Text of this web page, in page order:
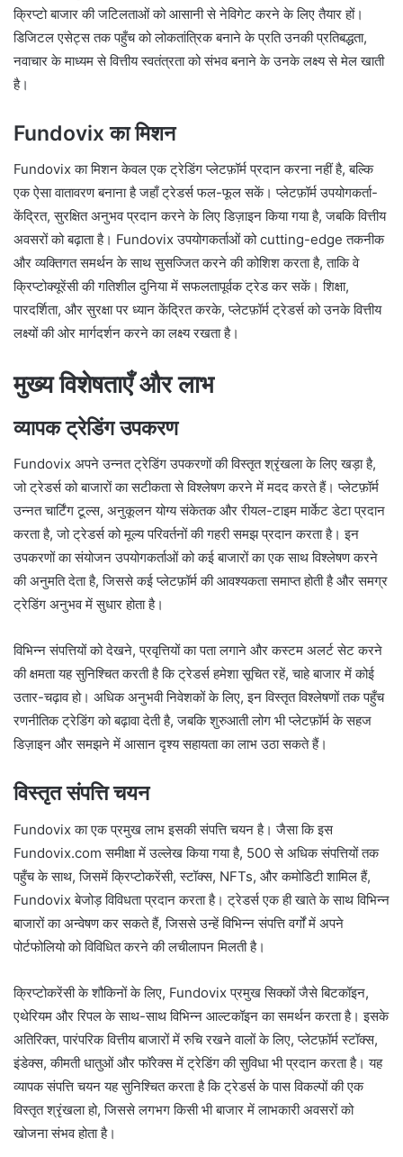
क्रिप्टो बाजार की जटिलताओं को आसानी से नेविगेट करने के लिए तैयार हों।
डिजिटल एसेट्स तक पहुँच को लोकतांत्रिक बनाने के प्रति उनकी प्रतिबद्धता,
नवाचार के माध्यम से वित्तीय स्वतंत्रता को संभव बनाने के उनके लक्ष्य से मेल खाती
है।
Fundovix का मिशन
Fundovix का मिशन केवल एक ट्रेडिंग प्लेटफ़ॉर्म प्रदान करना नहीं है, बल्कि
एक ऐसा वातावरण बनाना है जहाँ ट्रेडर्स फल-फूल सकें। प्लेटफ़ॉर्म उपयोगकर्ता-
केंद्रित, सुरक्षित अनुभव प्रदान करने के लिए डिज़ाइन किया गया है, जबकि वित्तीय
अवसरों को बढ़ाता है। Fundovix उपयोगकर्ताओं को cutting-edge तकनीक
और व्यक्तिगत समर्थन के साथ सुसज्जित करने की कोशिश करता है, ताकि वे
क्रिप्टोक्यूरेंसी की गतिशील दुनिया में सफलतापूर्वक ट्रेड कर सकें। शिक्षा,
पारदर्शिता, और सुरक्षा पर ध्यान केंद्रित करके, प्लेटफ़ॉर्म ट्रेडर्स को उनके वित्तीय
लक्ष्यों की ओर मार्गदर्शन करने का लक्ष्य रखता है।
मुख्य विशेषताएँ और लाभ
व्यापक ट्रेडिंग उपकरण
Fundovix अपने उन्नत ट्रेडिंग उपकरणों की विस्तृत श्रृंखला के लिए खड़ा है,
जो ट्रेडर्स को बाजारों का सटीकता से विश्लेषण करने में मदद करते हैं। प्लेटफ़ॉर्म
उन्नत चार्टिंग टूल्स, अनुकूलन योग्य संकेतक और रीयल-टाइम मार्केट डेटा प्रदान
करता है, जो ट्रेडर्स को मूल्य परिवर्तनों की गहरी समझ प्रदान करता है। इन
उपकरणों का संयोजन उपयोगकर्ताओं को कई बाजारों का एक साथ विश्लेषण करने
की अनुमति देता है, जिससे कई प्लेटफ़ॉर्म की आवश्यकता समाप्त होती है और समग्र
ट्रेडिंग अनुभव में सुधार होता है।
विभिन्न संपत्तियों को देखने, प्रवृत्तियों का पता लगाने और कस्टम अलर्ट सेट करने
की क्षमता यह सुनिश्चित करती है कि ट्रेडर्स हमेशा सूचित रहें, चाहे बाजार में कोई
उतार-चढ़ाव हो। अधिक अनुभवी निवेशकों के लिए, इन विस्तृत विश्लेषणों तक पहुँच
रणनीतिक ट्रेडिंग को बढ़ावा देती है, जबकि शुरुआती लोग भी प्लेटफ़ॉर्म के सहज
डिज़ाइन और समझने में आसान दृश्य सहायता का लाभ उठा सकते हैं।
विस्तृत संपत्ति चयन
Fundovix का एक प्रमुख लाभ इसकी संपत्ति चयन है। जैसा कि इस
Fundovix.com समीक्षा में उल्लेख किया गया है, 500 से अधिक संपत्तियों तक
पहुँच के साथ, जिसमें क्रिप्टोकरेंसी, स्टॉक्स, NFTs, और कमोडिटी शामिल हैं,
Fundovix बेजोड़ विविधता प्रदान करता है। ट्रेडर्स एक ही खाते के साथ विभिन्न
बाजारों का अन्वेषण कर सकते हैं, जिससे उन्हें विभिन्न संपत्ति वर्गों में अपने
पोर्टफोलियो को विविधित करने की लचीलापन मिलती है।
क्रिप्टोकरेंसी के शौकिनों के लिए, Fundovix प्रमुख सिक्कों जैसे बिटकॉइन,
एथेरियम और रिपल के साथ-साथ विभिन्न आल्टकॉइन का समर्थन करता है। इसके
अतिरिक्त, पारंपरिक वित्तीय बाजारों में रुचि रखने वालों के लिए, प्लेटफ़ॉर्म स्टॉक्स,
इंडेक्स, कीमती धातुओं और फॉरेक्स में ट्रेडिंग की सुविधा भी प्रदान करता है। यह
व्यापक संपत्ति चयन यह सुनिश्चित करता है कि ट्रेडर्स के पास विकल्पों की एक
विस्तृत श्रृंखला हो, जिससे लगभग किसी भी बाजार में लाभकारी अवसरों को
खोजना संभव होता है।